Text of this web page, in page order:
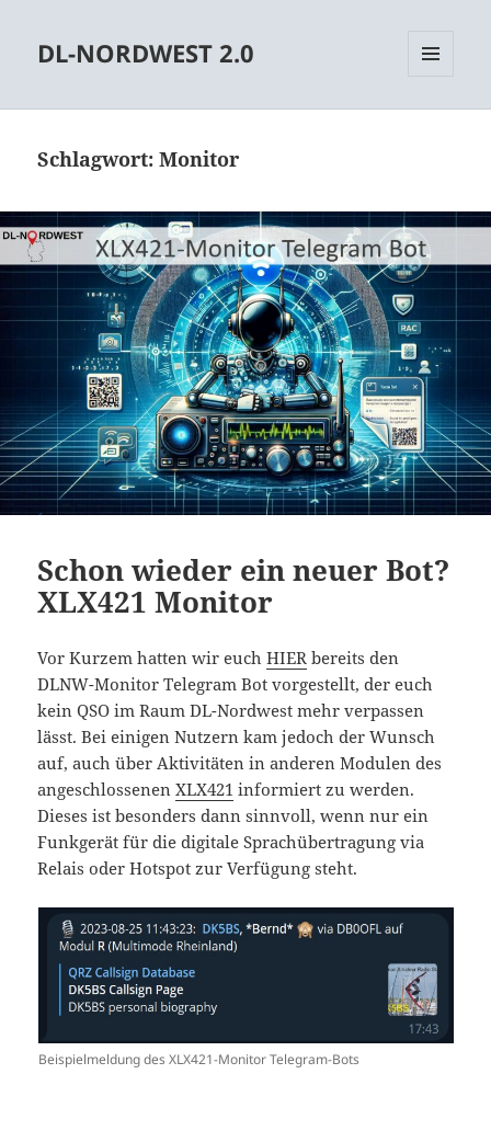
DL-NORDWEST 2.0
Schlagwort:Monitor
Schon wieder ein neuer Bot?
XLX421 Monitor
Vor Kurzem hatten wir euchHIER bereits den
DLNW-Monitor Telegram Bot vorgestellt, der euch
kein QSO im Raum DL-Nordwest mehr verpassen
lässt. Bei einigen Nutzern kam jedoch der Wunsch
auf, auch über Aktivitäten in anderen Modulen des
angeschlossenenXLX421 informiert zu werden.
Dieses ist besonders dann sinnvoll, wenn nur ein
Funkgerät für die digitale Sprachübertragung via
Relais oder Hotspot zur Verfügung steht.
Beispielmeldung des XLX421-Monitor Telegram-Bots